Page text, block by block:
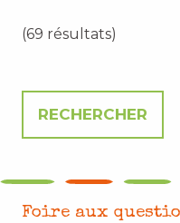
(69 résultats)
Foire aux